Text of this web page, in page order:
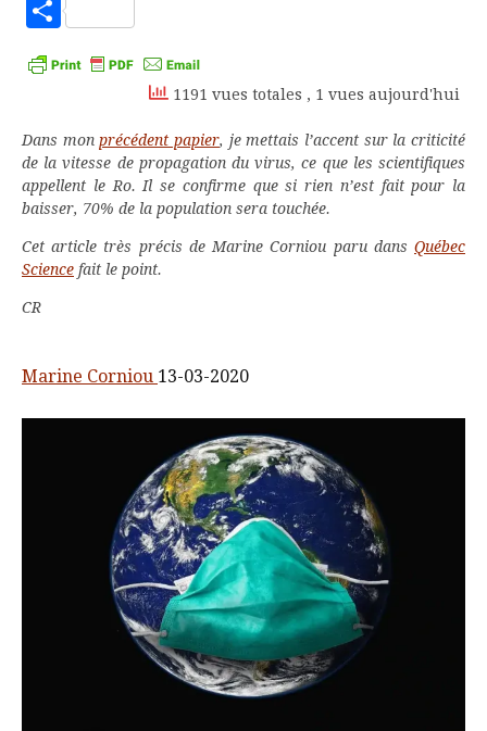
Partager
1191 vues totales , 1 vues aujourd'hui
Dans monprécédent papier, je mettais l’accent sur la criticité
de la vitesse de propagation du virus, ce que les scientifiques
appellent le Ro. Il se confirme que si rien n’est fait pour la
baisser, 70% de la population sera touchée.
Cet article très précis de Marine Corniou paru dans Québec
Science fait le point.
CR
Marine Corniou 13-03-2020